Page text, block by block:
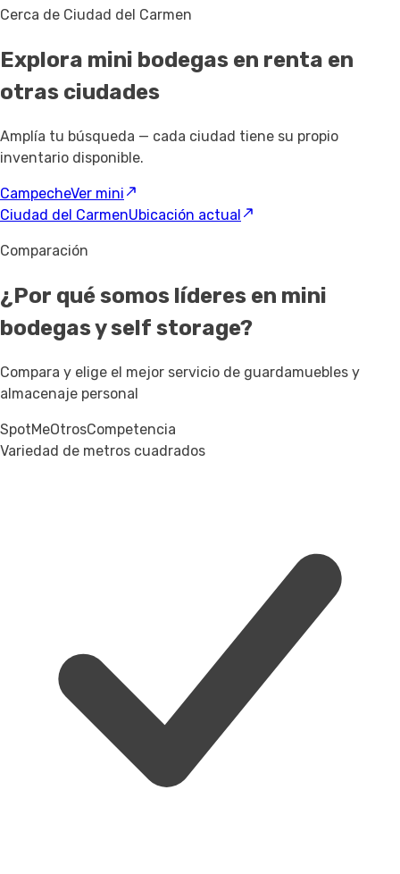
Cerca de Ciudad del Carmen
Explora mini bodegas en renta en
otras ciudades
Amplía tu búsqueda — cada ciudad tiene su propio
inventario disponible.
CampecheVer mini
Ciudad del CarmenUbicación actual
Comparación
¿Por qué somos líderes en mini
bodegas y self storage?
Compara y elige el mejor servicio de guardamuebles y
almacenaje personal
SpotMeOtrosCompetencia
Variedad de metros cuadrados